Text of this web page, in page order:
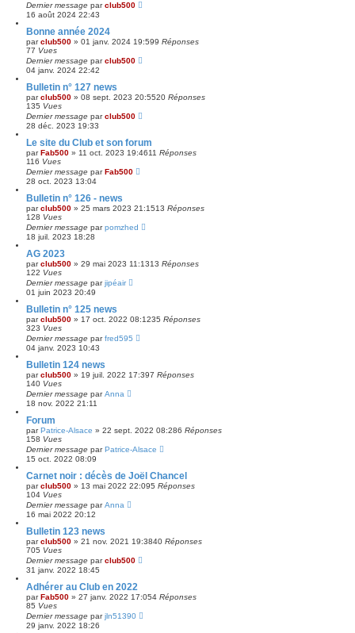
Dernier message parclub500
16 août 2024 22:43
Bonne année 2024
parclub500 » 01 janv. 2024 19:599 Réponses
77 Vues
Dernier message parclub500
04 janv. 2024 22:42
Bulletin n° 127 news
parclub500 » 08 sept. 2023 20:5520 Réponses
135 Vues
Dernier message parclub500
28 déc. 2023 19:33
Le site du Club et son forum
parFab500 » 11 oct. 2023 19:4611 Réponses
116 Vues
Dernier message parFab500
28 oct. 2023 13:04
Bulletin n° 126 - news
parclub500 » 25 mars 2023 21:1513 Réponses
128 Vues
Dernier message parpomzhed
18 juil. 2023 18:28
AG 2023
parclub500 » 29 mai 2023 11:1313 Réponses
122 Vues
Dernier message parjipéair
01 juin 2023 20:49
Bulletin n° 125 news
parclub500 » 17 oct. 2022 08:1235 Réponses
323 Vues
Dernier message parfred595
04 janv. 2023 10:43
Bulletin 124 news
parclub500 » 19 juil. 2022 17:397 Réponses
140 Vues
Dernier message parAnna
18 nov. 2022 21:11
Forum
parPatrice-Alsace » 22 sept. 2022 08:286 Réponses
158 Vues
Dernier message parPatrice-Alsace
15 oct. 2022 08:09
Carnet noir : décès de Joël Chancel
parclub500 » 13 mai 2022 22:095 Réponses
104 Vues
Dernier message parAnna
16 mai 2022 20:12
Bulletin 123 news
parclub500 » 21 nov. 2021 19:3840 Réponses
705 Vues
Dernier message parclub500
31 janv. 2022 18:45
Adhérer au Club en 2022
parFab500 » 27 janv. 2022 17:054 Réponses
85 Vues
Dernier message parjln51390
29 janv. 2022 18:26